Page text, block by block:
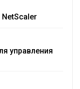
NetScaler
управления